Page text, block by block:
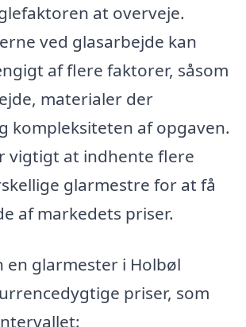
at overveje.
ved glasarbejde kan
af flere faktorer, såsom
materialer der
kompleksiteten af opgaven.
vigtigt at indhente flere
glarmestre for at få
af markedets priser.
en glarmester i Holbøl
priser, som